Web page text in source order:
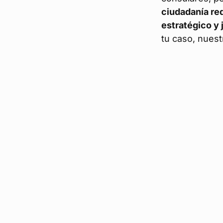
ciudadanía
estratégico y
tu caso,